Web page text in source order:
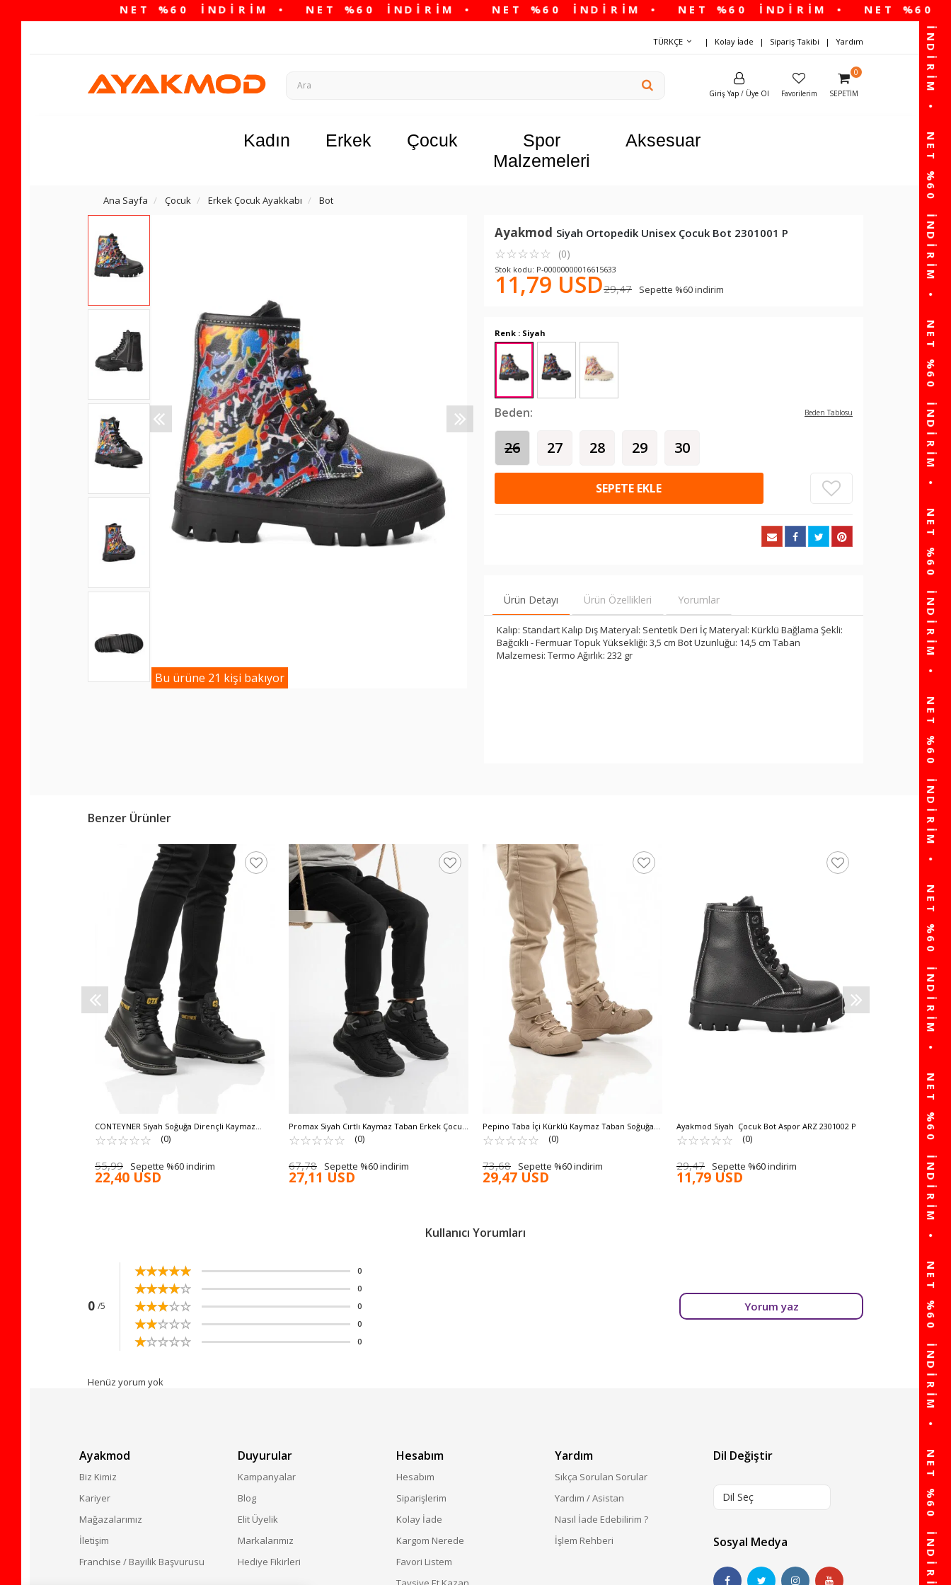
TÜRKÇE Kolay İade Sipariş Takibi Yardım
Giriş Yap / Üye Ol Favorilerim
0
SEPETIM
Kadın Erkek Çocuk
Spor
Malzemeleri
Aksesuar
Ana Sayfa Çocuk Erkek Çocuk Ayakkabı Bot
Bu ürüne 21 kişi bakıyor
Ayakmod Siyah Ortopedik Unisex Çocuk Bot 2301001 P
☆☆☆☆☆
★★★★★ (0)
Stok kodu: P-00000000016615633
11,79 USD29,47 Sepette %60 indirim
Renk : Siyah
Beden: Beden Tablosu
26 27 28 29 30
SEPETE EKLE
Ürün Detayı Ürün Özellikleri Yorumlar
Kalıp: Standart Kalıp Dış Materyal: Sentetik Deri İç Materyal: Kürklü Bağlama Şekli:
Bağcıklı - Fermuar Topuk Yüksekliği: 3,5 cm Bot Uzunluğu: 14,5 cm Taban
Malzemesi: Termo Ağırlık: 232 gr
Benzer Ürünler
CONTEYNER Siyah Soğuğa Dirençli Kaymaz
Unisex Bot 922 G
☆☆☆☆☆
★★★★★ (0)
55,99 Sepette %60 indirim
22,40 USD
Promax Siyah Cırtlı Kaymaz Taban Erkek Çocuk
Bot 1973 F
☆☆☆☆☆
★★★★★ (0)
67,78 Sepette %60 indirim
27,11 USD
Pepino Taba İçi Kürklü Kaymaz Taban Soğuğa
Dirençli Erkek Çocuk Bot 2090 F
☆☆☆☆☆
★★★★★ (0)
73,68 Sepette %60 indirim
29,47 USD
Ayakmod Siyah Çocuk Bot Aspor ARZ 2301002 P
☆☆☆☆☆
★★★★★ (0)
29,47 Sepette %60 indirim
11,79 USD
Cool Siyah Su İtici
Outdoor Bot Alfa-(0)
Sepette
23,58 USD
Kullanıcı Yorumları
0 /5
☆☆☆☆☆
★★★★★ 0
☆☆☆☆☆
★★★★★ 0
☆☆☆☆☆
★★★★★ 0
☆☆☆☆☆
★★★★★ 0
☆☆☆☆☆
★★★★★ 0
Yorum yaz
Henüz yorum yok
Ayakmod
Biz Kimiz
Kariyer
Mağazalarımız
İletişim
Franchise / Bayilik Başvurusu
Duyurular
Kampanyalar
Blog
Elit Üyelik
Markalarımız
Hediye Fikirleri
Hesabım
Hesabım
Siparişlerim
Kolay İade
Kargom Nerede
Favori Listem
Yardım
Sıkça Sorulan Sorular
Yardım / Asistan
Nasıl İade Edebilirim ?
İşlem Rehberi
Dil Değiştir
Dil Seç
Sosyal Medya